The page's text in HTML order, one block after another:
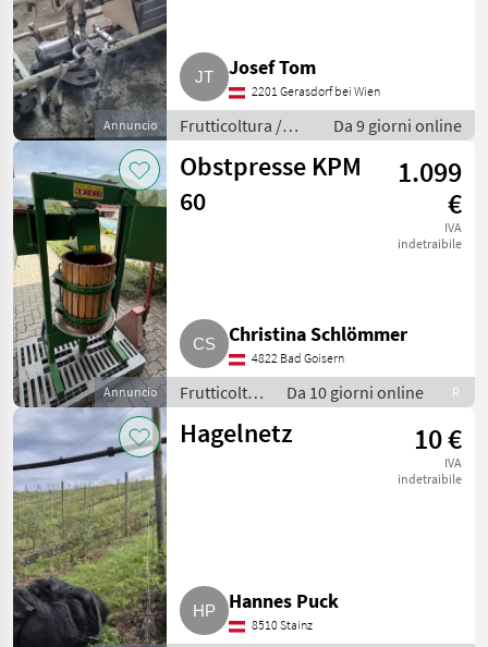
Annuncio
Josef Tom
2201 Gerasdorf bei Wien
Frutticoltura /
Altre macchine
per frutticoltura
Da 9 giorni online
Annuncio
Obstpresse KPM
60
1.099
€
IVA
indetraibile
Christina Schlömmer
4822 Bad Goisern
Frutticoltura
/ Altre
macchine
Da 10 giorni online R
Hagelnetz 10 €
IVA
indetraibile
Hannes Puck
8510 Stainz